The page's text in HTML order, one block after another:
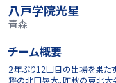
八戸学院光星
青森
チーム概要
2年ぶり12回目の出場を果た
将の北口晃大。昨秋の東北